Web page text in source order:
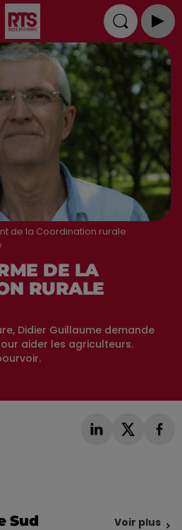
de la Coordination rurale
DE LA
RURALE
Didier Guillaume demande
aider les agriculteurs.
Sud Voir plus